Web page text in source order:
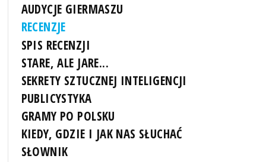
AUDYCJE GIERMASZU
RECENZJE
SPIS RECENZJI
STARE, ALE JARE...
SEKRETY SZTUCZNEJ INTELIGENCJI
PUBLICYSTYKA
GRAMY PO POLSKU
KIEDY, GDZIE I JAK NAS SŁUCHAĆ
SŁOWNIK